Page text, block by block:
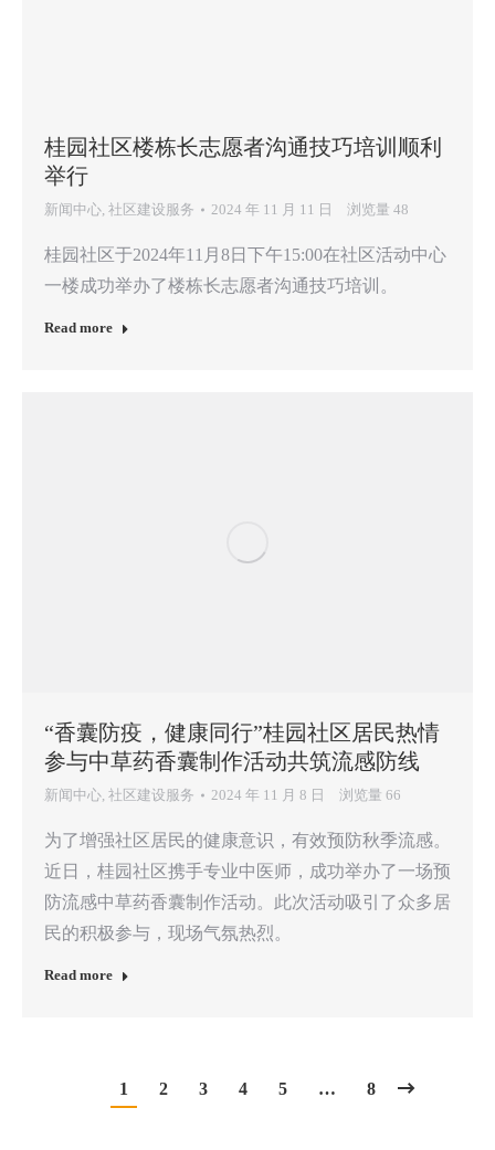
桂园社区楼栋长志愿者沟通技巧培训顺利
举行
新闻中心, 社区建设服务 2024 年 11 月 11 日 浏览量 48
桂园社区于2024年11月8日下午15:00在社区活动中心
一楼成功举办了楼栋长志愿者沟通技巧培训。
Read more
“香囊防疫，健康同行”桂园社区居民热情
参与中草药香囊制作活动共筑流感防线
新闻中心, 社区建设服务 2024 年 11 月 8 日 浏览量 66
为了增强社区居民的健康意识，有效预防秋季流感。
近日，桂园社区携手专业中医师，成功举办了一场预
防流感中草药香囊制作活动。此次活动吸引了众多居
民的积极参与，现场气氛热烈。
Read more
1 2 3 4 5 … 8